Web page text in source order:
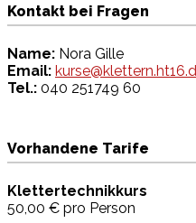
Kontakt bei Fragen
Name: Nora Gille
Email:
Tel.: 040 251749 60
Vorhandene Tarife
Klettertechnikkurs
50,00 € pro Person